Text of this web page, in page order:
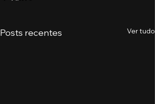
Posts recentes Ver tudo